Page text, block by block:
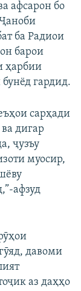
афсарон бо
ба Радиои
барои
ҳарбии
гардид.
сарҳади
дигар
ҷузъу
муосир,
афзуд
давоми
аз даҳҳо